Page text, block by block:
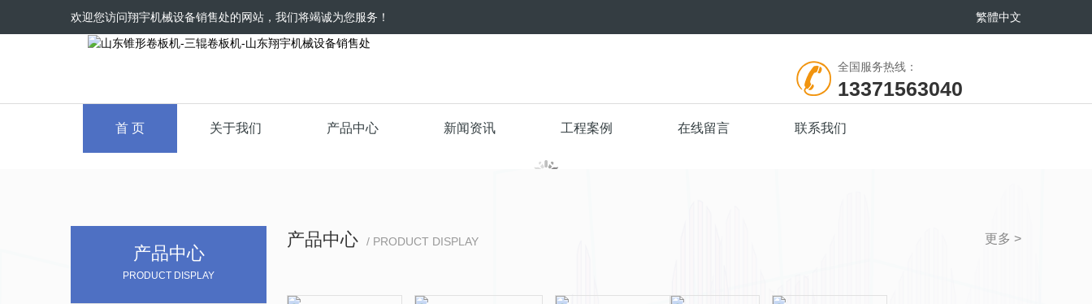
欢迎您访问翔宇机械设备销售处的网站，我们将竭诚为您服务！ 繁體中文
全国服务热线：
13371563040
首 页 关于我们 产品中心 新闻资讯 工程案例 在线留言 联系我们
产品中心
PRODUCT DISPLAY
产品中心 / PRODUCT DISPLAY 更多 >